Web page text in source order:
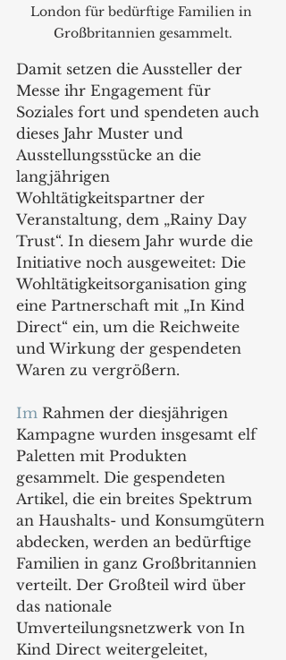
London für bedürftige Familien in
Großbritannien gesammelt.
Damit setzen die Aussteller der
Messe ihr Engagement für
Soziales fort und spendeten auch
dieses Jahr Muster und
Ausstellungsstücke an die
langjährigen
Wohltätigkeitspartner der
Veranstaltung, dem „Rainy Day
Trust“. In diesem Jahr wurde die
Initiative noch ausgeweitet: Die
Wohltätigkeitsorganisation ging
eine Partnerschaft mit „In Kind
Direct“ ein, um die Reichweite
und Wirkung der gespendeten
Waren zu vergrößern.
Im Rahmen der diesjährigen
Kampagne wurden insgesamt elf
Paletten mit Produkten
gesammelt. Die gespendeten
Artikel, die ein breites Spektrum
an Haushalts- und Konsumgütern
abdecken, werden an bedürftige
Familien in ganz Großbritannien
verteilt. Der Großteil wird über
das nationale
Umverteilungsnetzwerk von In
Kind Direct weitergeleitet,